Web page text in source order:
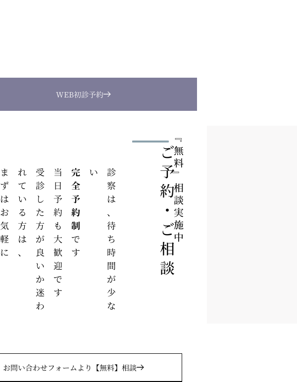
WEB初診予約
診
察
は
、
待
ち
時
間
が
少
な
い
完全予約制
です
当日予約も大歓迎です
受
診
し
た
方
が
良
い
か
迷
わ
れ
て
い
る
方
は
、
まずはお気軽に ご予約・ご相談
『
無料
』
相談実施中
お問い合わせフォームより 【無料】相談